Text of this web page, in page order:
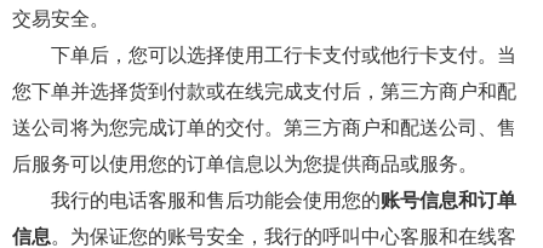
交易安全。
下单后，您可以选择使用工行卡支付或他行卡支付。当
您下单并选择货到付款或在线完成支付后，第三方商户和配
送公司将为您完成订单的交付。第三方商户和配送公司、售
后服务可以使用您的订单信息以为您提供商品或服务。
我行的电话客服和售后功能会使用您的账号信息和订单
信息。为保证您的账号安全，我行的呼叫中心客服和在线客